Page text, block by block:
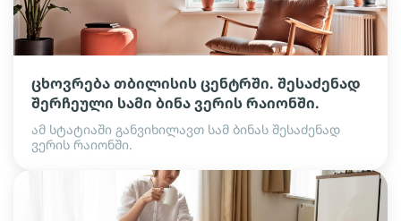
ცხოვრება თბილისის ცენტრში. შესაძენად
შერჩეული სამი ბინა ვერის რაიონში.
ამ სტატიაში განვიხილავთ სამ ბინას შესაძენად
ვერის რაიონში.